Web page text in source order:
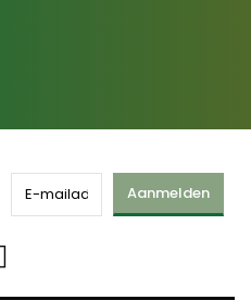
Aanmelden